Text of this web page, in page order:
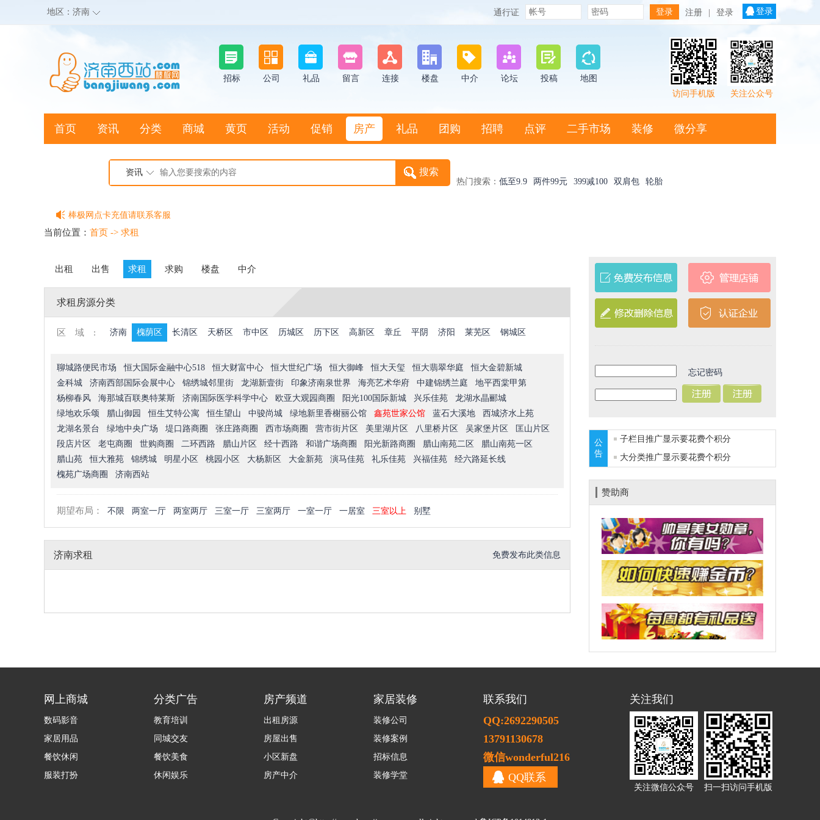
地区： 济南 通行证 注册 登录 登录
招标 公司 礼品 留言 连接 楼盘 中介 论坛 投稿
地图
关注公众号
访问手机版
首页 资讯 分类 商城 黄页 活动 促销 房产 礼品 团购 招聘 点评 二手市场 装修 微分享
资讯
热门搜索： 低至9.9 两件99元 399减100 双肩包 轮胎
棒极网点卡充值请联系客服
客服QQ:2692290505
当前位置： 首页 -> 求租
出租 出售 求租 求购 楼盘 中介
求租房源分类
区域: 济南 槐荫区 长清区 天桥区 市中区 历城区 历下区 高新区 章丘 平阴 济阳 莱芜区 钢城区
聊城路便民市场 恒大国际金融中心518 恒大财富中心 恒大世纪广场 恒大御峰 恒大天玺 恒大翡翠华庭
恒大金碧新城
金科城
济南西部国际会展中心 锦绣城邻里街 龙湖新壹街 印象济南泉世界 海亮艺术华府 中建锦绣兰庭
地平西棠甲第
杨柳春风
海那城百联奥特莱斯 济南国际医学科学中心 欧亚大观园商圈 阳光100国际新城 兴乐佳苑
龙湖水晶郦城
绿地欢乐颂
腊山御园 恒生艾特公寓 恒生望山 中骏尚城 绿地新里香榭丽公馆 鑫苑世家公馆 蓝石大溪地
西城济水上苑
龙湖名景台
绿地中央广场 堤口路商圈 张庄路商圈 西市场商圈 营市街片区 美里湖片区 八里桥片区 吴家堡片区
匡山片区
段店片区
老屯商圈 世购商圈 二环西路 腊山片区 经十西路 和谐广场商圈 阳光新路商圈 腊山南苑二区
腊山南苑一区
腊山苑
恒大雅苑 锦绣城 明星小区 桃园小区 大杨新区 大金新苑 演马佳苑 礼乐佳苑 兴福佳苑
经六路延长线
槐苑广场商圈
济南西站
期望布局： 不限 两室一厅 两室两厅 三室一厅 三室两厅 一室一厅 一居室 三室以上 别墅
济南求租 免费发布此类信息
忘记密码
公
告
子栏目推广显示要花费个积分
大分类推广显示要花费个积分
赞助商
网上商城
数码影音
家居用品
餐饮休闲
服装打扮
分类广告
教育培训
同城交友
餐饮美食
休闲娱乐
房产频道
出租房源
房屋出售
小区新盘
房产中介
家居装修
装修公司
装修案例
招标信息
装修学堂
联系我们
QQ:2692290505
13791130678
微信wonderful216
QQ联系
关注我们
关注微信公众号 扫一扫访问手机版